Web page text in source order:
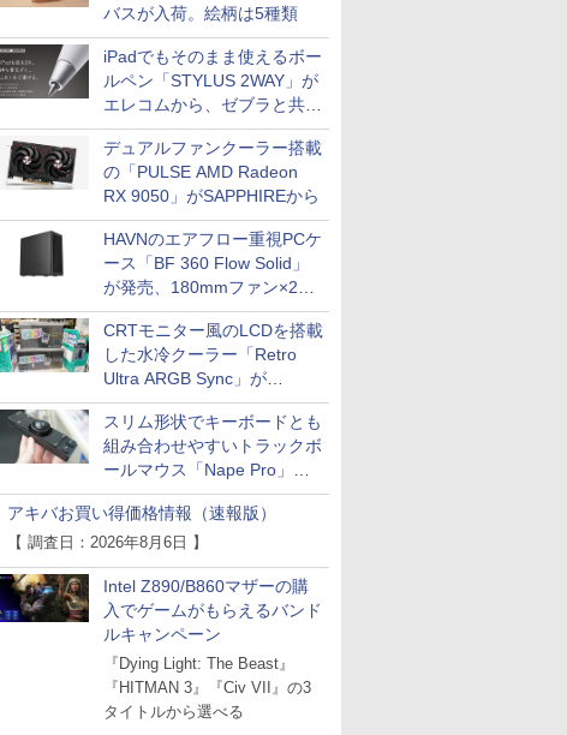
バスが入荷。絵柄は5種類
iPadでもそのまま使えるボー
ルペン「STYLUS 2WAY」が
エレコムから、ゼブラと共同
開発
デュアルファンクーラー搭載
の「PULSE AMD Radeon
RX 9050」がSAPPHIREから
HAVNのエアフロー重視PCケ
ース「BF 360 Flow Solid」
が発売、180mmファン×2搭
載
CRTモニター風のLCDを搭載
した水冷クーラー「Retro
Ultra ARGB Sync」が
Thermaltakeから
スリム形状でキーボードとも
組み合わせやすいトラックボ
ールマウス「Nape Pro」が
Keychronから
アキバお買い得価格情報（速報版）
【 調査日：2026年8月6日 】
Intel Z890/B860マザーの購
入でゲームがもらえるバンド
ルキャンペーン
『Dying Light: The Beast』
『HITMAN 3』『Civ VII』の3
タイトルから選べる